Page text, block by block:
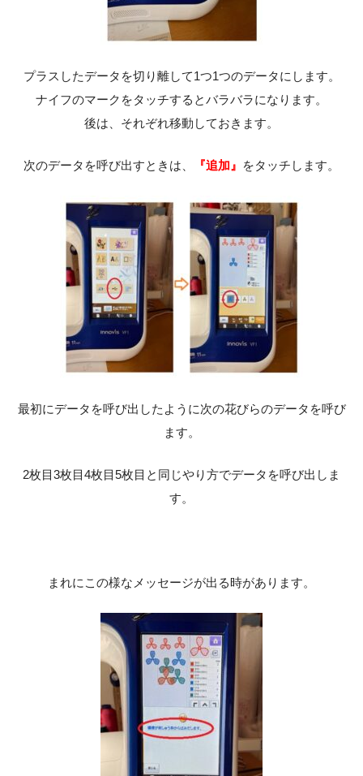
プラスしたデータを切り離して1つ1つのデータにします。
ナイフのマークをタッチするとバラバラになります。
後は、それぞれ移動しておきます。
次のデータを呼び出すときは、 『追加』 をタッチします。
最初にデータを呼び出したように次の花びらのデータを呼び
ます。
2枚目3枚目4枚目5枚目と同じやり方でデータを呼び出しま
す。
まれにこの様なメッセージが出る時があります。